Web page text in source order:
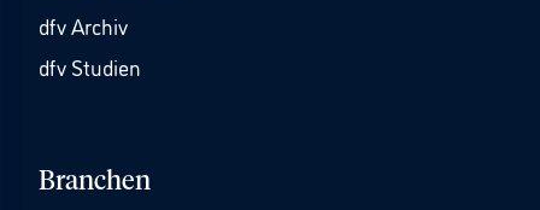
dfv Archiv
dfv Studien
Branchen